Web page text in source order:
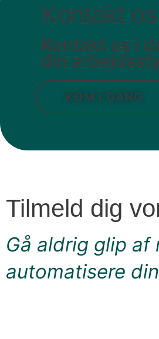
Kontakt os
Kontakt os i
din
KOM I GANG
Tilmeld dig
Gå aldrig glip af
automatisere